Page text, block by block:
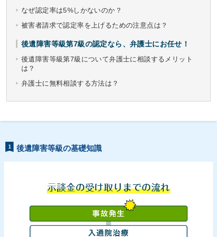
なぜ認定率は5%しかないのか？
被害者請求で認定率を上げるための注意点は？
後遺障害等級第7級の認定なら、弁護士にお任せ！
後遺障害等級第7級について弁護士に相談するメリット
は？
弁護士に無料相談する方法は？
1 後遺障害等級の基礎知識